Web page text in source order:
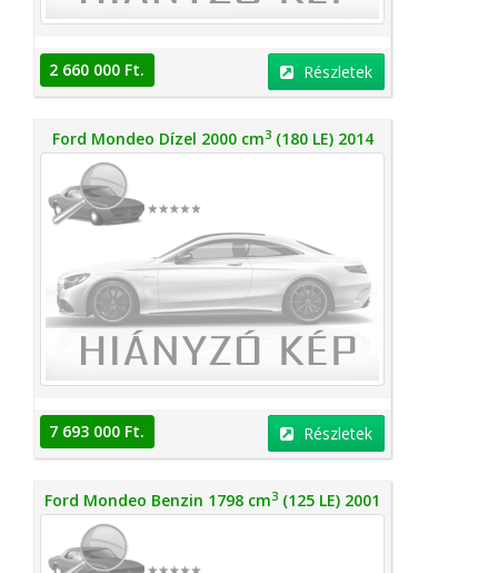
2 660 000 Ft. Részletek
Ford Mondeo Dízel 2000 cm3(180 LE) 2014
7 693 000 Ft. Részletek
Ford Mondeo Benzin 1798 cm3 (125 LE) 2001